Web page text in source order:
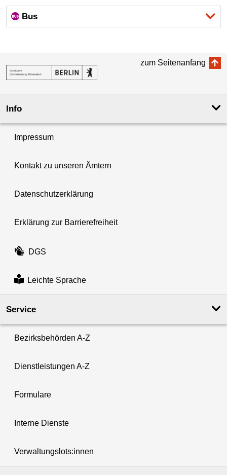
Bus
zum Seitenanfang
Info
Impressum
Kontakt zu unseren Ämtern
Datenschutzerklärung
Erklärung zur Barrierefreiheit
DGS
Leichte Sprache
Service
Bezirksbehörden A-Z
Dienstleistungen A-Z
Formulare
Interne Dienste
Verwaltungslots:innen